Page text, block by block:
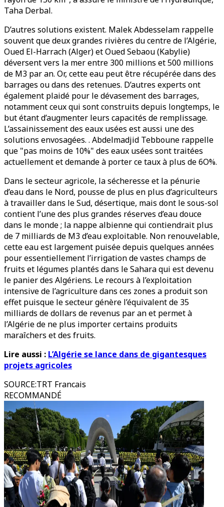
Taha Derbal.
D’autres solutions existent. Malek Abdesselam rappelle
souvent que deux grandes rivières du centre de l’Algérie,
Oued El-Harrach (Alger) et Oued Sebaou (Kabylie)
déversent vers la mer entre 300 millions et 500 millions
de M3 par an. Or, cette eau peut être récupérée dans des
barrages ou dans des retenues. D’autres experts ont
également plaidé pour le dévasement des barrages,
notamment ceux qui sont construits depuis longtemps, le
but étant d’augmenter leurs capacités de remplissage.
L’assainissement des eaux usées est aussi une des
solutions envosagées. . Abdelmadjid Tebboune rappelle
que "pas moins de 10%" des eaux usées sont traitées
actuellement et demande à porter ce taux à plus de 6O%.
Dans le secteur agricole, la sécheresse et la pénurie
d’eau dans le Nord, pousse de plus en plus d’agriculteurs
à travailler dans le Sud, désertique, mais dont le sous-sol
contient l’une des plus grandes réserves d’eau douce
dans le monde ; la nappe albienne qui contiendrait plus
de 7 milliards de M3 d’eau exploitable. Non renouvelable,
cette eau est largement puisée depuis quelques années
pour essentiellement l’irrigation de vastes champs de
fruits et légumes plantés dans le Sahara qui est devenu
le panier des Algériens. Le recours à l’exploitation
intensive de l’agriculture dans ces zones a produit son
effet puisque le secteur génère l’équivalent de 35
milliards de dollars de revenus par an et permet à
l’Algérie de ne plus importer certains produits
maraîchers et des fruits.
Lire aussi : L’Algérie se lance dans de gigantesques
projets agricoles
SOURCE:TRT Francais
RECOMMANDÉ